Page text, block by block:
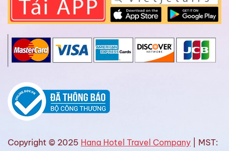
Copyright © 2025 Hana Hotel Travel Company | MST: